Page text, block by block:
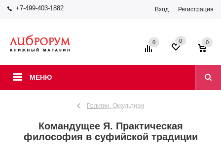
+7-499-403-1882 Вход Регистрация
МЕНЮ
0 0 0
Религии. Оккультизм
Командущее Я. Практическая
философия в суфийской традиции